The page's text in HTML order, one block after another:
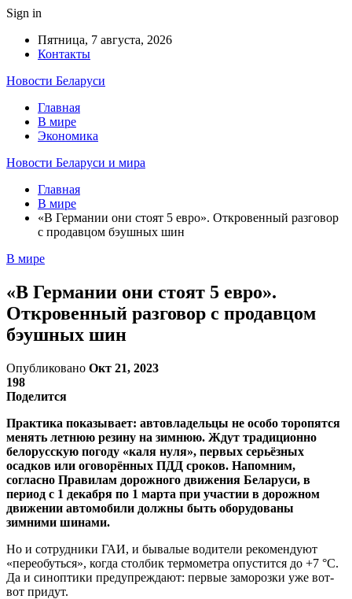
Sign in
Пятница, 7 августа, 2026
Контакты
Новости Беларуси
Главная
В мире
Экономика
Новости Беларуси и мира
Главная
В мире
«В Германии они стоят 5 евро». Откровенный разговор
с продавцом бэушных шин
В мире
«В Германии они стоят 5 евро».
Откровенный разговор с продавцом
бэушных шин
Опубликовано Окт 21, 2023
198
Поделится
Практика показывает: автовладельцы не особо торопятся
менять летнюю резину на зимнюю. Ждут традиционно
белорусскую погоду «каля нуля», первых серьёзных
осадков или оговорённых ПДД сроков. Напомним,
согласно Правилам дорожного движения Беларуси, в
период с 1 декабря по 1 марта при участии в дорожном
движении автомобили должны быть оборудованы
зимними шинами.
Но и сотрудники ГАИ, и бывалые водители рекомендуют
«переобуться», когда столбик термометра опустится до +7 °C.
Да и синоптики предупреждают: первые заморозки уже вот-
вот придут.